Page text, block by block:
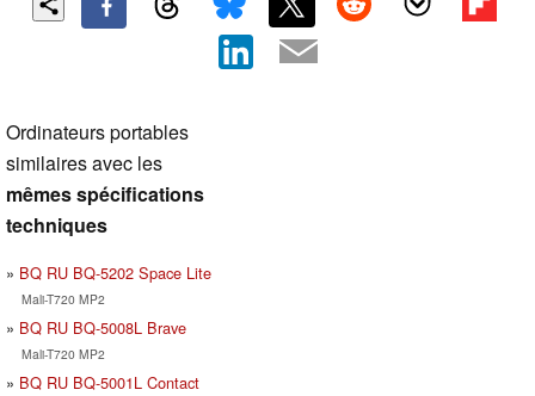
Ordinateurs portables
similaires avec les
mêmes spécifications
techniques
BQ RU BQ-5202 Space Lite
Mali-T720 MP2
BQ RU BQ-5008L Brave
Mali-T720 MP2
BQ RU BQ-5001L Contact